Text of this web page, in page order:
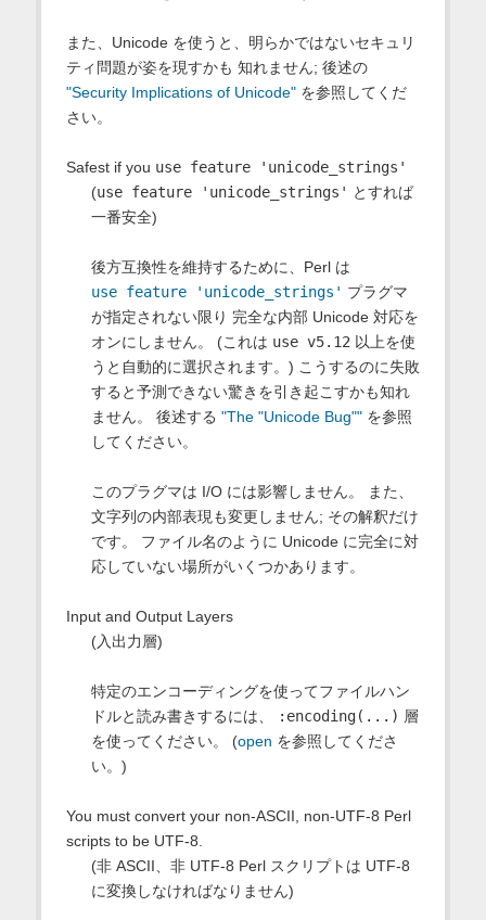
また、Unicode を使うと、明らかではないセキュリ
ティ問題が姿を現すかも 知れません; 後述の
"Security Implications of Unicode"を参照してくだ
さい。
Safest if you use feature 'unicode_strings'
(use feature 'unicode_strings' とすれば
一番安全)
後方互換性を維持するために、Perl は
use feature 'unicode_strings' プラグマ
が指定されない限り 完全な内部 Unicode 対応を
オンにしません。 (これは use v5.12 以上を使
うと自動的に選択されます。) こうするのに失敗
すると予測できない驚きを引き起こすかも知れ
ません。 後述する "The "Unicode Bug""を参照
してください。
このプラグマは I/O には影響しません。 また、
文字列の内部表現も変更しません; その解釈だけ
です。 ファイル名のように Unicode に完全に対
応していない場所がいくつかあります。
Input and Output Layers
(入出力層)
特定のエンコーディングを使ってファイルハン
ドルと読み書きするには、
:encoding(...) 層
を使ってください。 (open を参照してくださ
い。)
You must convert your non-ASCII, non-UTF-8 Perl
scripts to be UTF-8.
(非 ASCII、非 UTF-8 Perl スクリプトは UTF-8
に変換しなければなりません)